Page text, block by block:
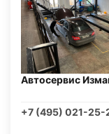
Автосервис
+7 (495) 021-25-